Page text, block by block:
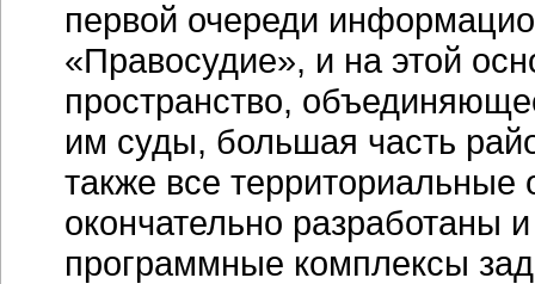
первой очереди
«Правосудие», и на этой
пространство,
им суды, большая часть
также все территориальные
окончательно разработаны
программные комплексы